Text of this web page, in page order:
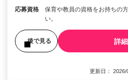
応募資格
保育や教員の資格をお持ちの
い。
後で見る 詳
更新日：